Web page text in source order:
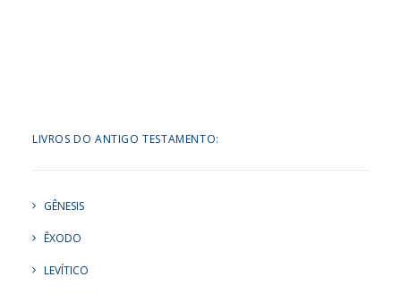
LIVROS DO ANTIGO TESTAMENTO:
GÊNESIS
ÊXODO
LEVÍTICO